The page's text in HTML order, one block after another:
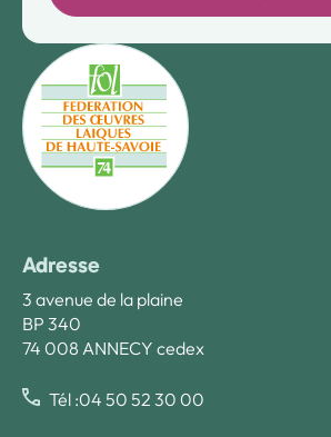
Adresse
3 avenue de la plaine
BP 340
74 008 ANNECY cedex
Tél :04 50 52 30 00